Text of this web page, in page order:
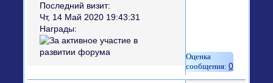
Последний визит:
Чт, 14 Май 2020 19:43:31
Награды:
0